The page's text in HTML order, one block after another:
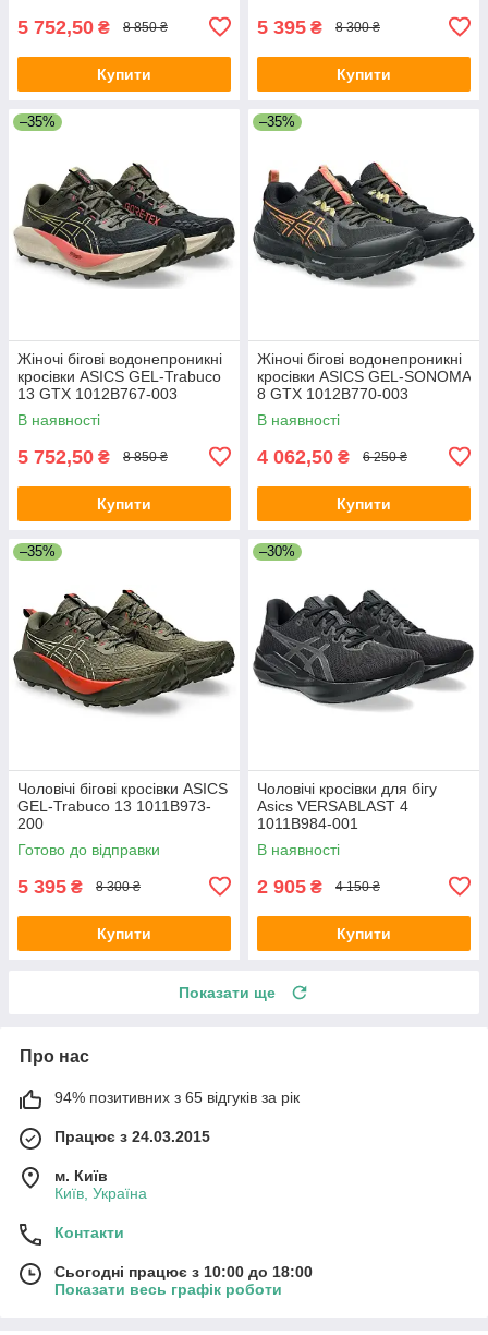
5 752,50 ₴ 8 850 ₴
Купити
5 395 ₴ 8 300 ₴
Купити
–35%
Жіночі бігові водонепроникні
кросівки ASICS GEL-Trabuco
13 GTX 1012B767-003
В наявності
5 752,50 ₴ 8 850 ₴
Купити
–35%
Жіночі бігові водонепроникні
кросівки ASICS GEL-SONOMA
8 GTX 1012B770-003
В наявності
4 062,50 ₴ 6 250 ₴
Купити
–35%
Чоловічі бігові кросівки ASICS
GEL-Trabuco 13 1011B973-
200
Готово до відправки
5 395 ₴ 8 300 ₴
Купити
–30%
Чоловічі кросівки для бігу
Asics VERSABLAST 4
1011B984-001
В наявності
2 905 ₴ 4 150 ₴
Купити
Показати ще
Про нас
94% позитивних з 65 відгуків за рік
Працює з 24.03.2015
м. Київ
Київ, Україна
Контакти
Сьогодні працює з 10:00 до 18:00
Показати весь графік роботи